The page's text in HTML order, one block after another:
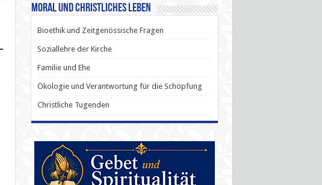
Moral und Christliches Leben
Bioethik und Zeitgenössische Fragen
Soziallehre der Kirche
Familie und Ehe
Ökologie und Verantwortung für die Schöpfung
Christliche Tugenden